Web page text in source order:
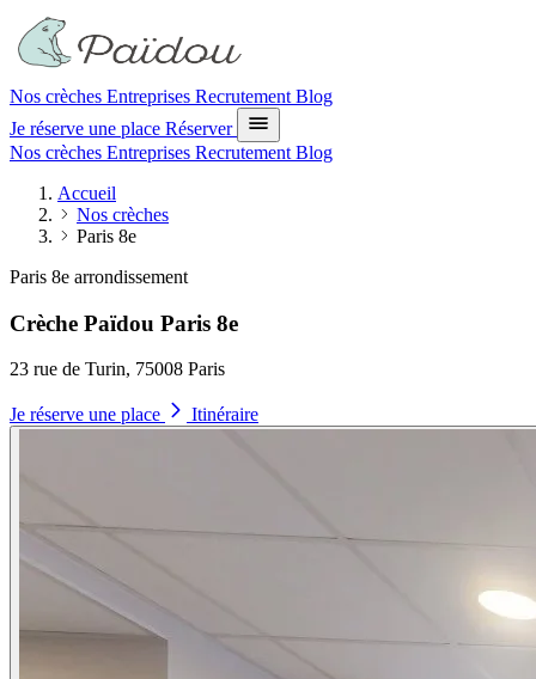
Nos crèches Entreprises Recrutement Blog
Je réserve une place Réserver
Nos crèches Entreprises Recrutement Blog
Accueil
Nos crèches
Paris 8e
Paris 8e arrondissement
Crèche Païdou Paris 8e
23 rue de Turin, 75008 Paris
Je réserve une place Itinéraire